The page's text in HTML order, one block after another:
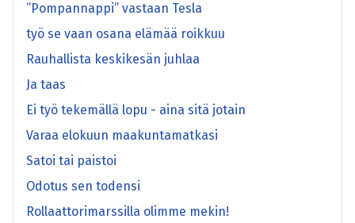
”Pompannappi” vastaan Tesla
työ se vaan osana elämää roikkuu
Rauhallista keskikesän juhlaa
Ja taas
Ei työ tekemällä lopu - aina sitä jotain
Varaa elokuun maakuntamatkasi
Satoi tai paistoi
Odotus sen todensi
Rollaattorimarssilla olimme mekin!